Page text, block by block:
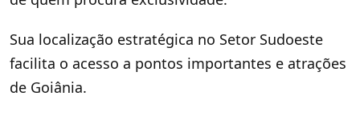
Sua localização estratégica no Setor Sudoeste
facilita o acesso a pontos importantes e atrações
de Goiânia.